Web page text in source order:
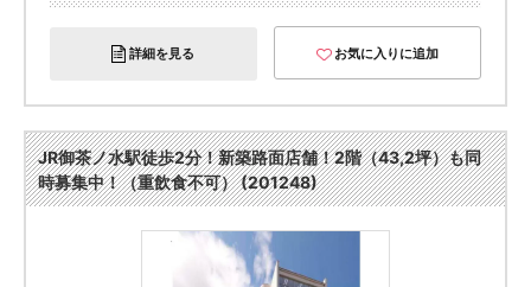
詳細を見る お気に入りに追加
JR御茶ノ水駅徒歩2分！新築路面店舗！2階（43,2坪）も同
時募集中！（重飲食不可） (201248)